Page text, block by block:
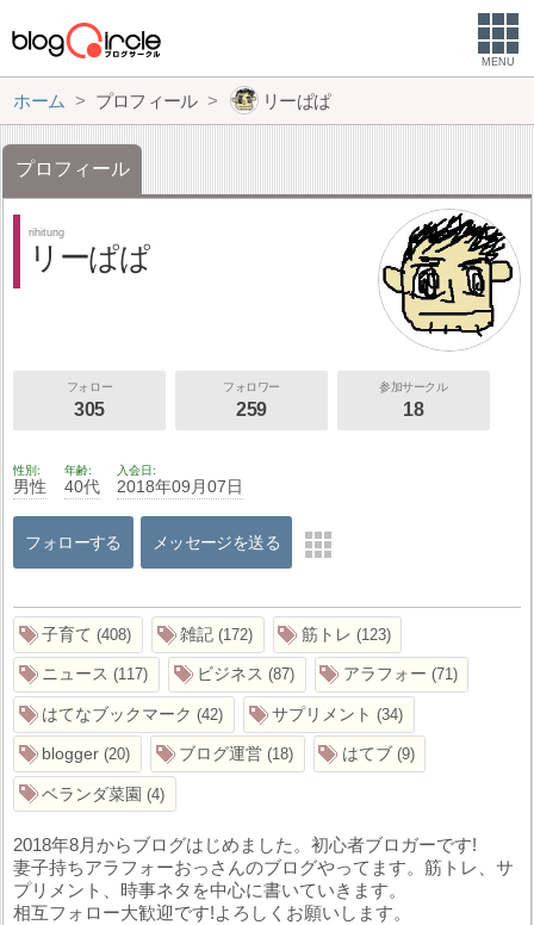
MENU
ホーム プロフィール リーぱぱ
プロフィール
rihitung
リーぱぱ
フォロー
305
フォロワー
259
参加サークル
18
性別
男性
年齢
40代
入会日
2018年09月07日
フォローする メッセージを送る
子育て 408 雑記 172 筋トレ 123
ニュース 117 ビジネス 87 アラフォー 71
はてなブックマーク 42 サプリメント 34
blogger 20 ブログ運営 18 はてブ 9
ベランダ菜園 4
2018年8月からブログはじめました。初心者ブロガーです!
妻子持ちアラフォーおっさんのブログやってます。筋トレ、サ
プリメント、時事ネタを中心に書いていきます。
相互フォロー大歓迎です!よろしくお願いします。